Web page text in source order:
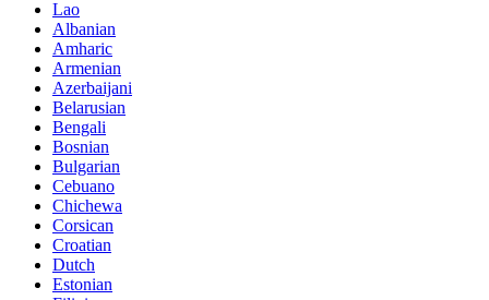
Lao
Albanian
Amharic
Armenian
Azerbaijani
Belarusian
Bengali
Bosnian
Bulgarian
Cebuano
Chichewa
Corsican
Croatian
Dutch
Estonian